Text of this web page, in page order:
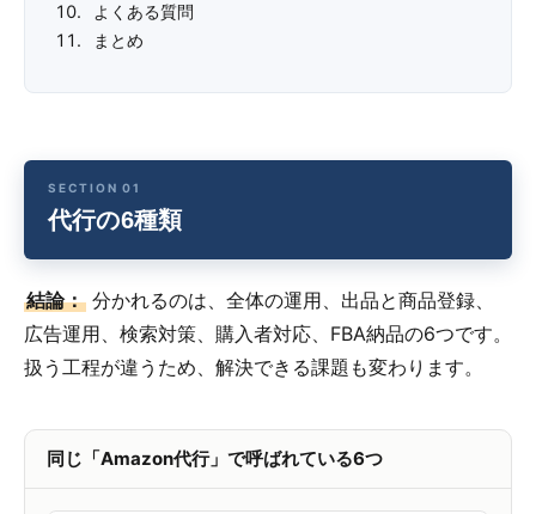
よくある質問
まとめ
代行の6種類
結論： 分かれるのは、全体の運用、出品と商品登録、
広告運用、検索対策、購入者対応、FBA納品の6つです。
扱う工程が違うため、解決できる課題も変わります。
同じ「Amazon代行」で呼ばれている6つ